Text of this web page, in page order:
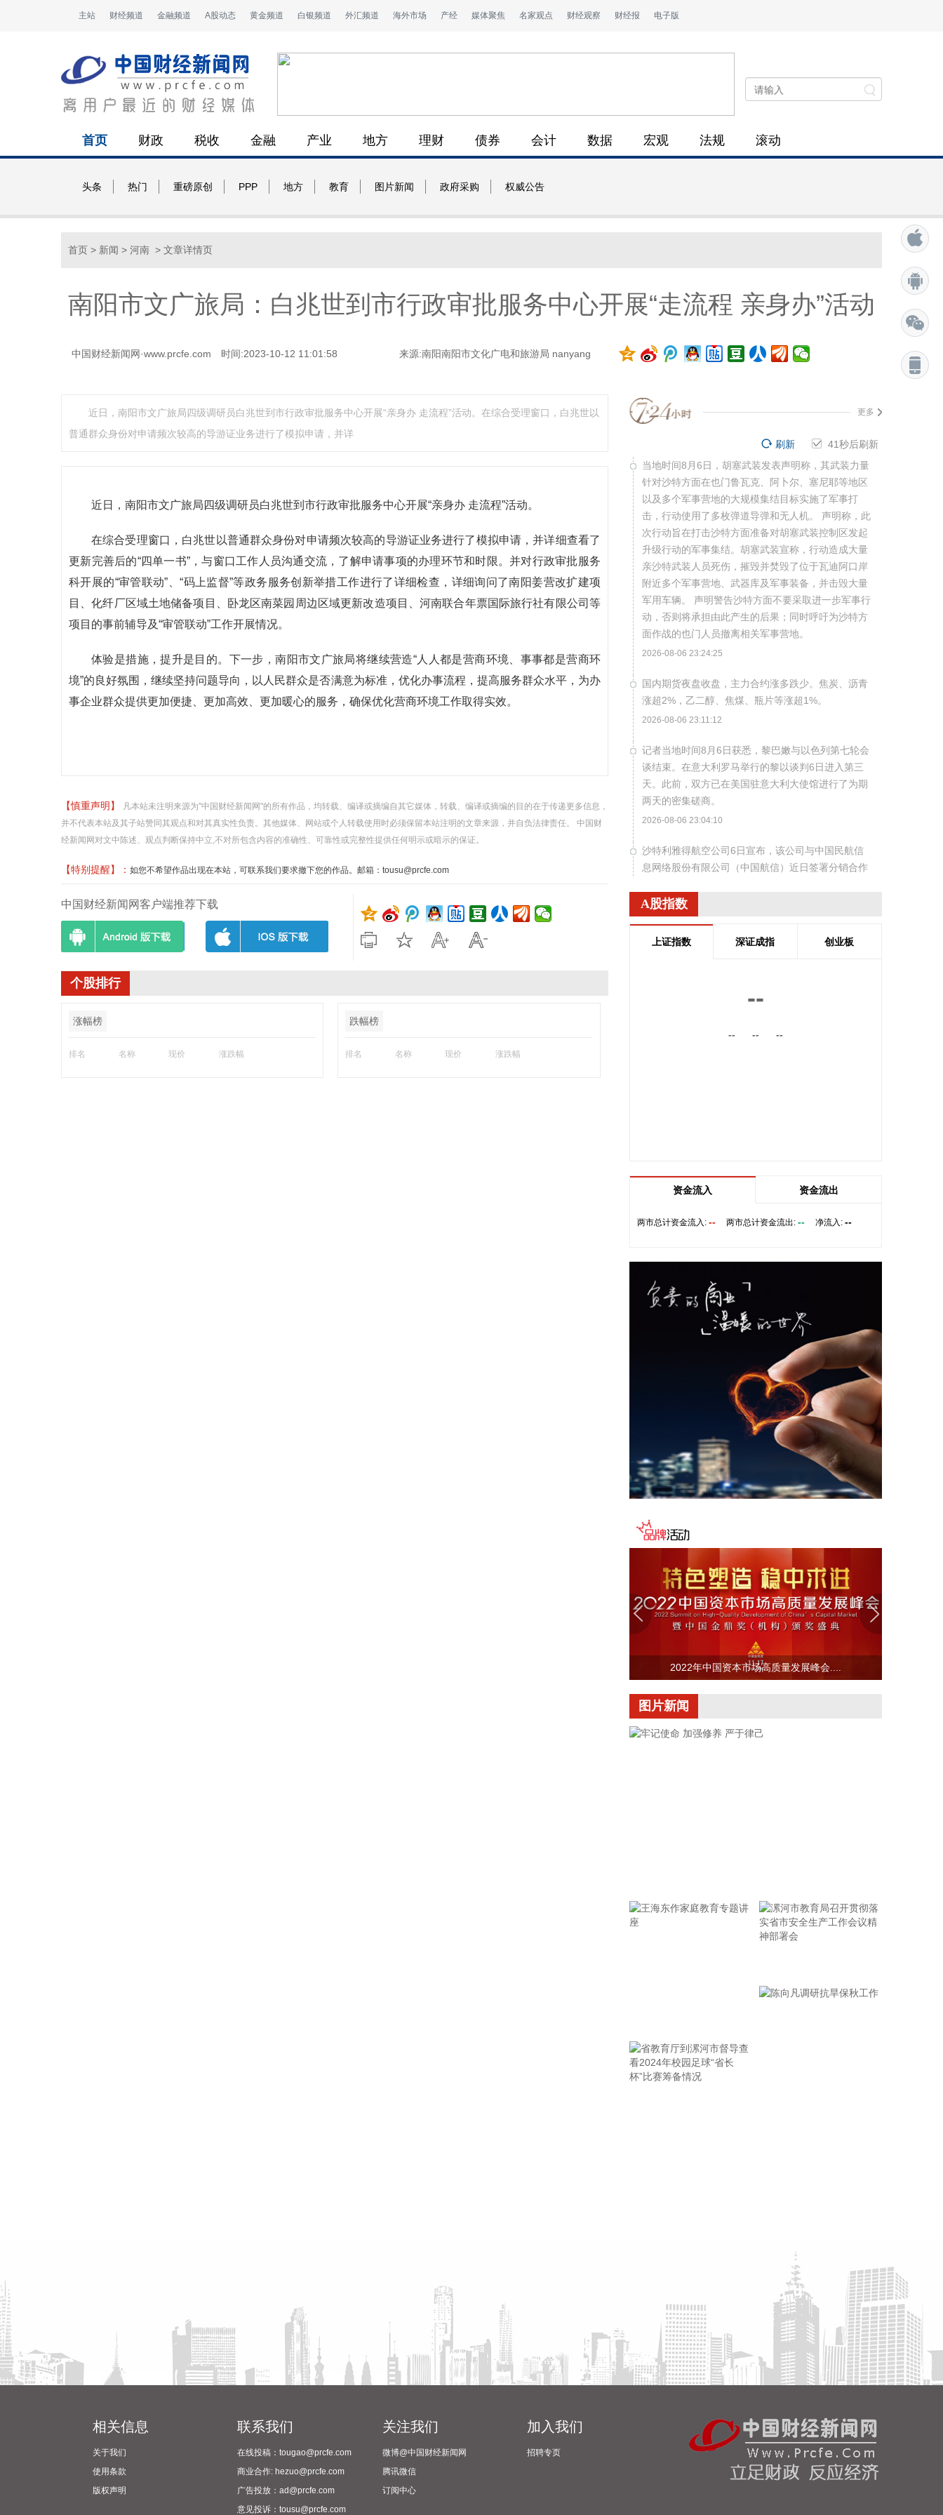
主站 财经频道 金融频道 A股动态 黄金频道 白银频道 外汇频道 海外市场 产经 媒体聚焦 名家观点 财经观察 财经报 电子版
首页 财政 税收 金融 产业 地方 理财 债券 会计 数据 宏观 法规 滚动
头条 热门 重磅原创 PPP 地方 教育 图片新闻 政府采购 权威公告
首页 > 新闻 > 河南 > 文章详情页
南阳市文广旅局：白兆世到市行政审批服务中心开展“走流程 亲身办”活动
中国财经新闻网·www.prcfe.com 时间:2023-10-12 11:01:58 来源:南阳南阳市文化广电和旅游局 nanyang
近日，南阳市文广旅局四级调研员白兆世到市行政审批服务中心开展“亲身办 走流程”活动。在综合受理窗口，白兆世以
普通群众身份对申请频次较高的导游证业务进行了模拟申请，并详
近日，南阳市文广旅局四级调研员白兆世到市行政审批服务中心开展“亲身办 走流程”活动。
在综合受理窗口，白兆世以普通群众身份对申请频次较高的导游证业务进行了模拟申请，并详细查看了
更新完善后的“四单一书”，与窗口工作人员沟通交流，了解申请事项的办理环节和时限。并对行政审批服务
科开展的“审管联动”、“码上监督”等政务服务创新举措工作进行了详细检查，详细询问了南阳姜营改扩建项
目、化纤厂区域土地储备项目、卧龙区南菜园周边区域更新改造项目、河南联合年票国际旅行社有限公司等
项目的事前辅导及“审管联动”工作开展情况。
体验是措施，提升是目的。下一步，南阳市文广旅局将继续营造“人人都是营商环境、事事都是营商环
境”的良好氛围，继续坚持问题导向，以人民群众是否满意为标准，优化办事流程，提高服务群众水平，为办
事企业群众提供更加便捷、更加高效、更加暖心的服务，确保优化营商环境工作取得实效。
【慎重声明】
凡本站未注明来源为"中国财经新闻网"的所有作品，均转载、编译或摘编自其它媒体，转载、编译或摘编的目的在于传递更多信息，
并不代表本站及其子站赞同其观点和对其真实性负责。其他媒体、网站或个人转载使用时必须保留本站注明的文章来源，并自负法律责任。 中国财
经新闻网对文中陈述、观点判断保持中立,不对所包含内容的准确性、可靠性或完整性提供任何明示或暗示的保证。
【特别提醒】： 如您不希望作品出现在本站，可联系我们要求撤下您的作品。邮箱：tousu@prcfe.com
中国财经新闻网客户端推荐下载
个股排行
涨幅榜
排名 名称 现价 涨跌幅
跌幅榜
排名 名称 现价 涨跌幅
更多
41秒后刷新
刷新
当地时间8月6日，胡塞武装发表声明称，其武装力量
针对沙特方面在也门鲁瓦克、阿卜尔、塞尼耶等地区
以及多个军事营地的大规模集结目标实施了军事打
击，行动使用了多枚弹道导弹和无人机。 声明称，此
次行动旨在打击沙特方面准备对胡塞武装控制区发起
升级行动的军事集结。胡塞武装宣称，行动造成大量
亲沙特武装人员死伤，摧毁并焚毁了位于瓦迪阿口岸
附近多个军事营地、武器库及军事装备，并击毁大量
军用车辆。 声明警告沙特方面不要采取进一步军事行
动，否则将承担由此产生的后果；同时呼吁为沙特方
面作战的也门人员撤离相关军事营地。
2026-08-06 23:24:25
国内期货夜盘收盘，主力合约涨多跌少。焦炭、沥青
涨超2%，乙二醇、焦煤、瓶片等涨超1%。
2026-08-06 23:11:12
记者当地时间8月6日获悉，黎巴嫩与以色列第七轮会
谈结束。在意大利罗马举行的黎以谈判6日进入第三
天。此前，双方已在美国驻意大利大使馆进行了为期
两天的密集磋商。
2026-08-06 23:04:10
沙特利雅得航空公司6日宣布，该公司与中国民航信
息网络股份有限公司（中国航信）近日签署分销合作
空互联互通。 根据协议，双方将围绕全渠道分销、现
代航空零售、数字化创新及未来旅客体验等领域开展
合作。此协议还支持利雅得航空持续拓展包括中国在
一博科技8月6日接受机构调研时表示，截至目前，公
增速整体上逐月提高，增长较快的领域有ATE产品、
明显高于上半年，毛利率随着产能利用率的提升也在
2026-08-06 22:36:20
长兼总经理曾毓群举行会谈。双方围绕深化新能源、
交能融合、绿色发展、科技创新等领域合作进行深入
创源股份(300703)8月6日在互动平台回复称，公司目
前并未自建算力中心，更多聚焦于算力资源的应用，
通过与外部算力服务商合作，积极建设AIGC技术平
台。目前AIGC技术平台对公司业绩不产生直接影
2026-08-06 22:24:14
纳斯达克100指数转涨，标普500指数涨0.2%。美光
幅后涨近2%。其他存储股也大幅收窄跌幅。
2026-08-06 22:20:19
据上海市国资委消息，8月6日，上海市国资委党委书
记、主任周小全接待上海清算所党委书记、董事长马
贱阳一行，双方围绕自贸离岸债等新型金融工具运
用、套期保值等风险管理领域的合作开展深入交流。
双方表示，将深入贯彻落实十二届市委九次全会精
神，以协同机制为纽带，持续推动金融基础设施资源
与市属国资产业布局深度联动，立足服务实体经济、
2026-08-06 22:16:16
映翰通(688080)8月6日公告，公司控股股东、实控人
报预警，做到“早报、快报、多报”，多部门加密精细
化预报，健全预警叫应机制，全面覆盖重点群体；要
有序启动响应，科学把握“时、度、效”，全面激
洞、无死角、无盲区”，全覆盖排查管控各类安全隐
设施与薄弱海塘；要提前组织人员转移，做到“不漏一
户、不落一人”，按时分段完成各类风险区域人员转
移；要强化应急准备，做到力量下沉、保障下倾，前
依顿电子(603328)8月6日公告，拟向包括公司控股股
东九洲集团在内的不超过35名特定投资者，发行股票
募资不超过20亿元，用于高端印制电路板智能制造项
目及补充流动资金。其中，九洲集团拟以现金方式认
购此次发行股份金额不低于5亿元（含）且不高于10
亿元（含）。
2026-08-06 21:45:44
0.07%，道指涨0.19%，纳指跌0.34%。存储股多数
走低，闪迪跌超12%，西部数据跌超19%。
A股指数
上证指数 深证成指 创业板
--
-- -- --
资金流入 资金流出
两市总计资金流入: -- 两市总计资金流出: -- 净流入: --
2022年中国资本市场高质量发展峰会....
图片新闻
座
实省市安全生产工作会议
相关信息
关于我们
使用条款
版权声明
联系我们
在线投稿：tougao@prcfe.com
商业合作: hezuo@prcfe.com
广告投放：ad@prcfe.com
意见投诉：tousu@prcfe.com
关注我们
微博@中国财经新闻网
腾讯微信
订阅中心
加入我们
招聘专页